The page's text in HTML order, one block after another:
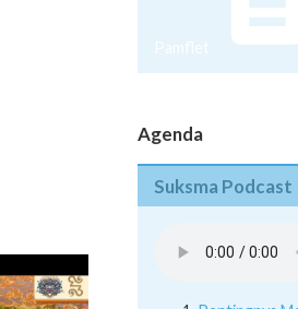
Pamflet
Agenda
Suksma Podcast